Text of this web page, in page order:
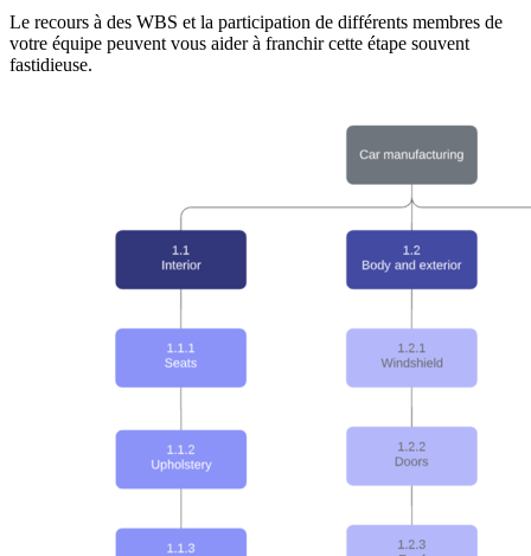
Le recours à des WBS et la participation de différents membres de
votre équipe peuvent vous aider à franchir cette étape souvent
fastidieuse.